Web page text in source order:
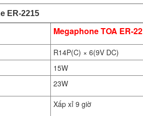
ER-2215
Megaphone TOA ER-
R14P(C) × 6(9V DC)
15W
23W
Xấp xỉ 9 giờ